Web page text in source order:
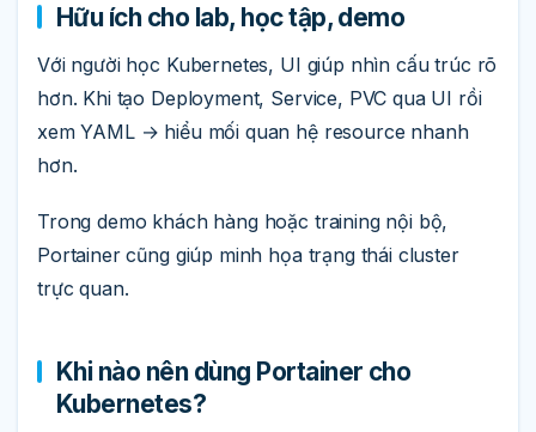
Hữu ích cho lab, học tập, demo
Với người học Kubernetes, UI giúp nhìn cấu trúc rõ
hơn. Khi tạo Deployment, Service, PVC qua UI rồi
xem YAML → hiểu mối quan hệ resource nhanh
hơn.
Trong demo khách hàng hoặc training nội bộ,
Portainer cũng giúp minh họa trạng thái cluster
trực quan.
Khi nào nên dùng Portainer cho
Kubernetes?